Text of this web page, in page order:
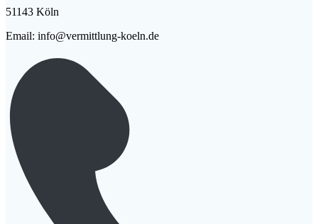
51143 Köln
Email: info@vermittlung-koeln.de